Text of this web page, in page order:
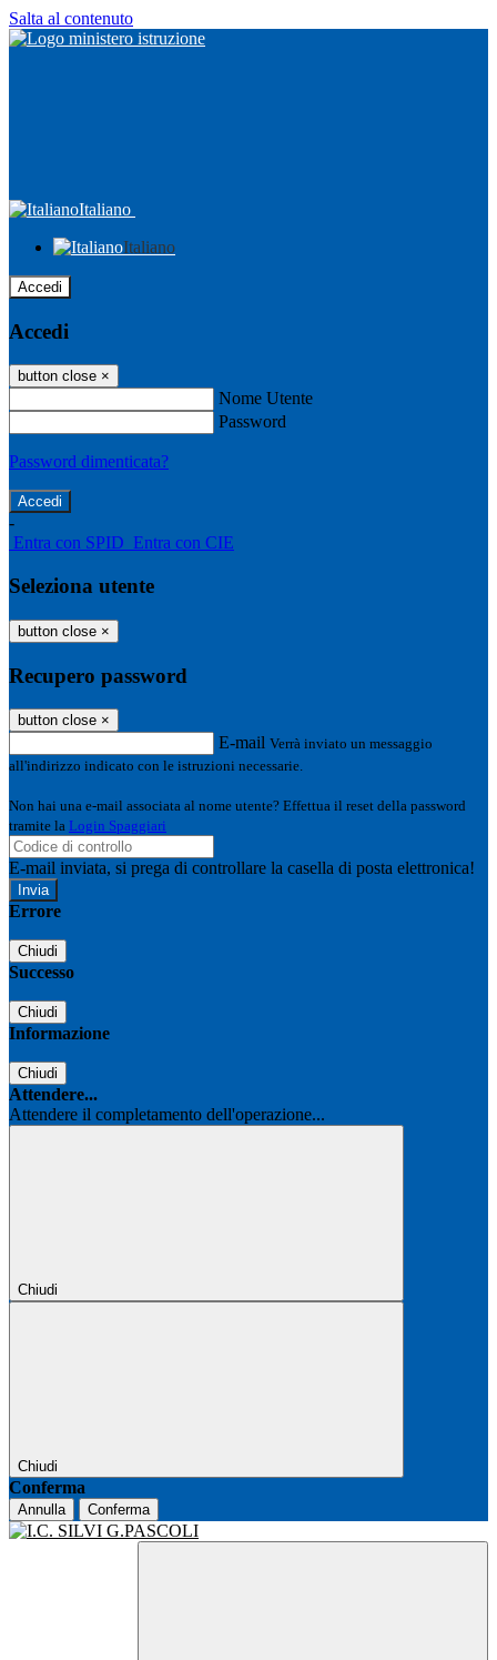
Salta al contenuto
Italiano
Italiano
Accedi
Accedi
button close ×
Nome Utente
Password
Password dimenticata?
-
Entra con SPID Entra con CIE
Seleziona utente
button close ×
Recupero password
button close ×
E-mail Verrà inviato un messaggio
all'indirizzo indicato con le istruzioni necessarie.
Non hai una e-mail associata al nome utente? Effettua il reset della password
tramite la Login Spaggiari
E-mail inviata, si prega di controllare la casella di posta elettronica!
Errore
Chiudi
Successo
Chiudi
Informazione
Chiudi
Attendere...
Attendere il completamento dell'operazione...
Chiudi
Chiudi
Conferma
Annulla Conferma